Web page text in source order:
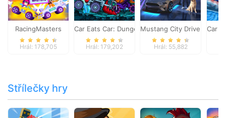
RacingMasters
Hrál: 178,705
Car Eats Car: Dungeon Adventure
Hrál: 179,202
Mustang City Driver
Hrál: 55,882
Car
Střílečky hry